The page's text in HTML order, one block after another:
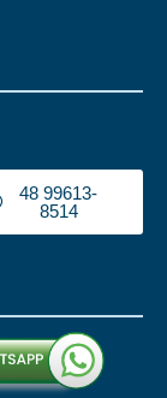
48 99613-
8514